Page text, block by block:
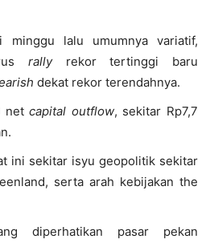
minggu lalu umumnya variatif,
rallyrekor tertinggi baru
dekat rekor terendahnya.
netcapital outflow, sekitar Rp7,7
ini sekitar isyu geopolitik sekitar
serta arah kebijakan the
diperhatikan pasar pekan